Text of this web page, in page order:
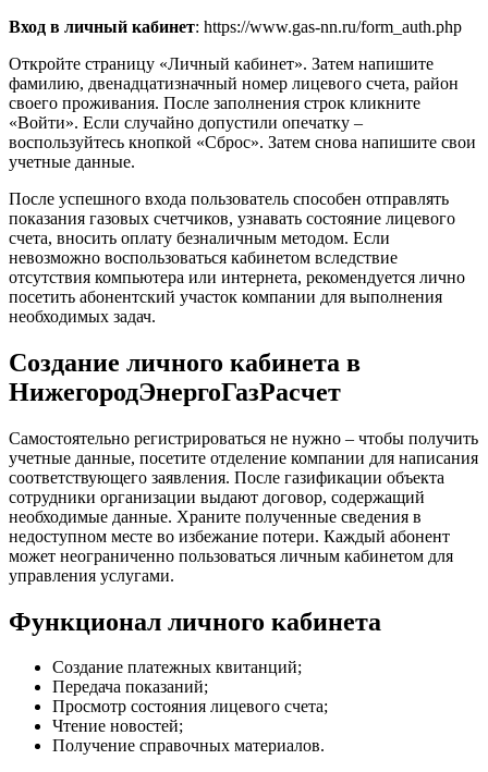
Вход в личный кабинет: https://www.gas-nn.ru/form_auth.php
Откройте страницу «Личный кабинет». Затем напишите
фамилию, двенадцатизначный номер лицевого счета, район
своего проживания. После заполнения строк кликните
«Войти». Если случайно допустили опечатку –
воспользуйтесь кнопкой «Сброс». Затем снова напишите свои
учетные данные.
После успешного входа пользователь способен отправлять
показания газовых счетчиков, узнавать состояние лицевого
счета, вносить оплату безналичным методом. Если
невозможно воспользоваться кабинетом вследствие
отсутствия компьютера или интернета, рекомендуется лично
посетить абонентский участок компании для выполнения
необходимых задач.
Создание личного кабинета в
НижегородЭнергоГазРасчет
Самостоятельно регистрироваться не нужно – чтобы получить
учетные данные, посетите отделение компании для написания
соответствующего заявления. После газификации объекта
сотрудники организации выдают договор, содержащий
необходимые данные. Храните полученные сведения в
недоступном месте во избежание потери. Каждый абонент
может неограниченно пользоваться личным кабинетом для
управления услугами.
Функционал личного кабинета
Создание платежных квитанций;
Передача показаний;
Просмотр состояния лицевого счета;
Чтение новостей;
Получение справочных материалов.